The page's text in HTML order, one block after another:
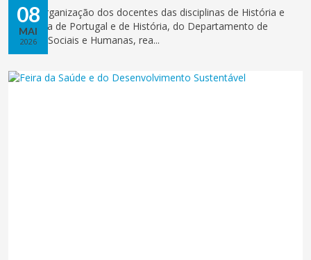
08
MAI
2026
Numa organização dos docentes das disciplinas de História e
Geografia de Portugal e de História, do Departamento de
Ciências Sociais e Humanas, rea...